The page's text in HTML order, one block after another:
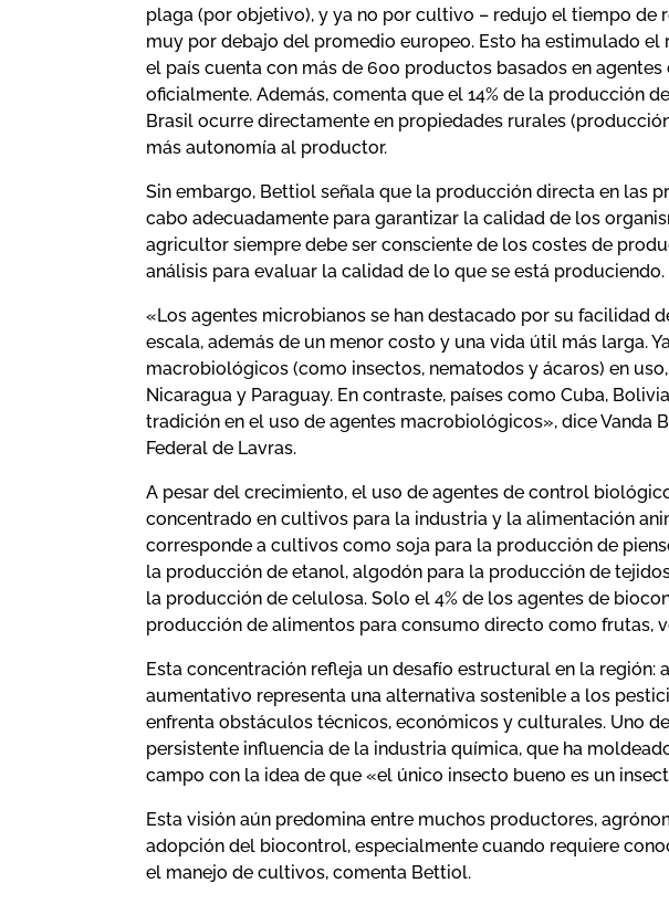
plaga (por objetivo), y ya no por cultivo – redujo el tiempo de
muy por debajo del promedio europeo. Esto ha estimulado
el país cuenta con más de 600 productos basados en
oficialmente. Además, comenta que el 14% de la producción
Brasil ocurre directamente en propiedades rurales
más autonomía al productor.
Sin embargo, Bettiol señala que la producción directa en las
cabo adecuadamente para garantizar la calidad de los
agricultor siempre debe ser consciente de los costes de
análisis para evaluar la calidad de lo que se está produciendo.
«Los agentes microbianos se han destacado por su facilidad
escala, además de un menor costo y una vida útil más larga.
macrobiológicos (como insectos, nematodos y ácaros) en
Nicaragua y Paraguay. En contraste, países como Cuba,
tradición en el uso de agentes macrobiológicos», dice Vanda
Federal de Lavras.
A pesar del crecimiento, el uso de agentes de control
concentrado en cultivos para la industria y la alimentación
corresponde a cultivos como soja para la producción de
la producción de etanol, algodón para la producción de
la producción de celulosa. Solo el 4% de los agentes de
producción de alimentos para consumo directo como frutas,
Esta concentración refleja un desafío estructural en la
aumentativo representa una alternativa sostenible a los
enfrenta obstáculos técnicos, económicos y culturales. Uno
persistente influencia de la industria química, que ha
campo con la idea de que «el único insecto bueno es un
Esta visión aún predomina entre muchos productores,
adopción del biocontrol, especialmente cuando requiere
el manejo de cultivos, comenta Bettiol.